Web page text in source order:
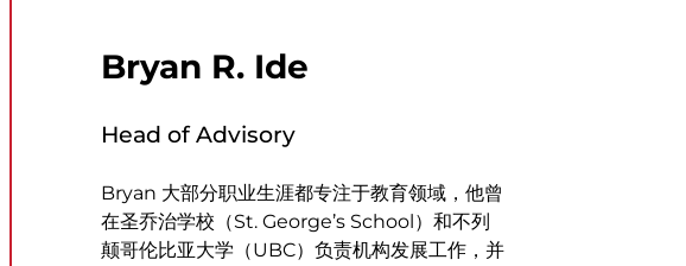
Bryan R. Ide
Head of Advisory
Bryan 大部分职业生涯都专注于教育领域，他曾
在圣乔治学校（St. George’s School）和不列
颠哥伦比亚大学（UBC）负责机构发展工作，并